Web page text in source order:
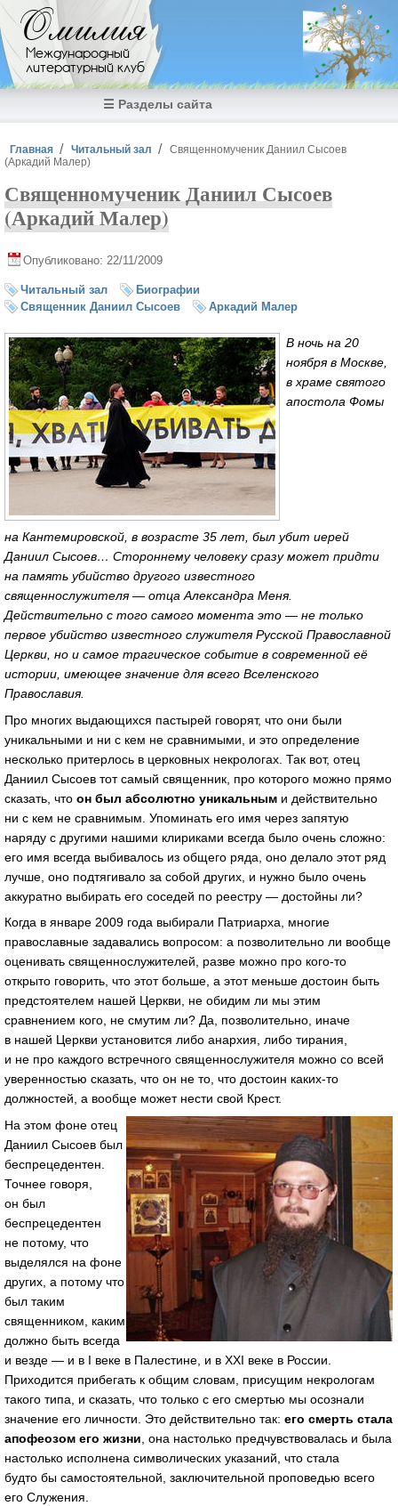
Перейти к основному содержанию
Омилия
Международный
литературный клуб
☰ Разделы сайта
Вы здесь
Главная Читальный зал
Священномученик Даниил Сысоев
(Аркадий Малер)
Священномученик Даниил Сысоев
(Аркадий Малер)
Опубликовано: 22/11/2009
Читальный зал
Биографии
Священник Даниил Сысоев
Аркадий Малер
В ночь на 20
ноября в Москве,
в храме святого
апостола Фомы
на Кантемировской, в возрасте 35 лет, был убит иерей
Даниил Сысоев… Стороннему человеку сразу может придти
на память убийство другого известного
священнослужителя — отца Александра Меня.
Действительно с того самого момента это — не только
первое убийство известного служителя Русской Православной
Церкви, но и самое трагическое событие в современной её
истории, имеющее значение для всего Вселенского
Православия.
Про многих выдающихся пастырей говорят, что они были
уникальными и ни с кем не сравнимыми, и это определение
несколько притерлось в церковных некрологах. Так вот, отец
Даниил Сысоев тот самый священник, про которого можно прямо
сказать, что он был абсолютно уникальным и действительно
ни с кем не сравнимым. Упоминать его имя через запятую
наряду с другими нашими клириками всегда было очень сложно:
его имя всегда выбивалось из общего ряда, оно делало этот ряд
лучше, оно подтягивало за собой других, и нужно было очень
аккуратно выбирать его соседей по реестру — достойны ли?
Когда в январе 2009 года выбирали Патриарха, многие
православные задавались вопросом: а позволительно ли вообще
оценивать священнослужителей, разве можно про кого-то
открыто говорить, что этот больше, а этот меньше достоин быть
предстоятелем нашей Церкви, не обидим ли мы этим
сравнением кого, не смутим ли? Да, позволительно, иначе
в нашей Церкви установится либо анархия, либо тирания,
и не про каждого встречного священнослужителя можно со всей
уверенностью сказать, что он не то, что достоин каких-то
должностей, а вообще может нести свой Крест.
На этом фоне отец
Даниил Сысоев был
беспрецедентен.
Точнее говоря,
он был
беспрецедентен
не потому, что
выделялся на фоне
других, а потому что
был таким
священником, каким
должно быть всегда
и везде — и в I веке в Палестине, и в XXI веке в России.
Приходится прибегать к общим словам, присущим некрологам
такого типа, и сказать, что только с его смертью мы осознали
значение его личности. Это действительно так: его смерть стала
апофеозом его жизни , она настолько предчувствовалась и была
настолько исполнена символических указаний, что стала
будто бы самостоятельной, заключительной проповедью всего
его Служения.